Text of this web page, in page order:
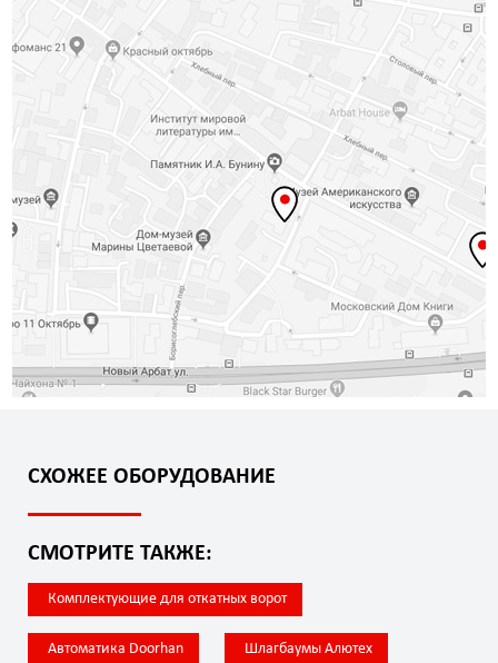
СХОЖЕЕ ОБОРУДОВАНИЕ
СМОТРИТЕ ТАКЖЕ:
Комплектующие для откатных ворот
Автоматика Doorhan Шлагбаумы Алютех